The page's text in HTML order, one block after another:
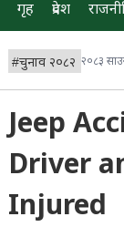
गृह प्रदेश
#चुनाव २०८२ २०८३
Jeep
Driver
Injured